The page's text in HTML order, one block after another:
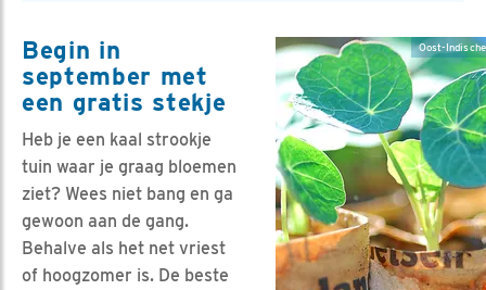
Oost-
Begin in
september met
een gratis stekje
Heb je een kaal strookje
tuin waar je graag bloemen
ziet? Wees niet bang en ga
gewoon aan de gang.
Behalve als het net vriest
of hoogzomer is. De beste